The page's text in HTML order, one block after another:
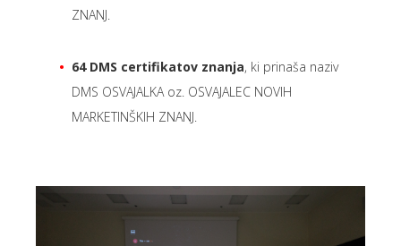
ZNANJ.
64 DMS certifikatov znanja, ki prinaša naziv
DMS OSVAJALKA oz. OSVAJALEC NOVIH
MARKETINŠKIH ZNANJ.